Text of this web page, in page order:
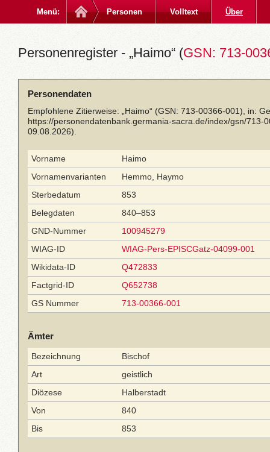
Menü: Personen Volltext Über
Personenregister - „Haimo“ (GSN: 713-
Personendaten
Empfohlene Zitierweise: „Haimo“ (GSN: 713-00366-001), in:
https://personendatenbank.germania-sacra.de/index/gsn/713-
09.08.2026).
Vorname
Haimo
Vornamenvarianten
Hemmo, Haymo
Sterbedatum
853
Belegdaten
840–853
GND-Nummer
100945279
WIAG-ID
WIAG-Pers-EPISCGatz-04099-001
Wikidata-ID
Q472833
Factgrid-ID
Q652738
GS Nummer
713-00366-001
Ämter
Bezeichnung
Bischof
Art
geistlich
Diözese
Halberstadt
Von
840
Bis
853